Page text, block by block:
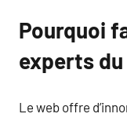
Pourquoi
experts
Le web offre